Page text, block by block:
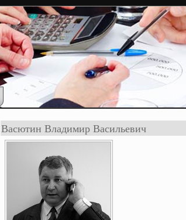
Васютин Владимир Васильевич